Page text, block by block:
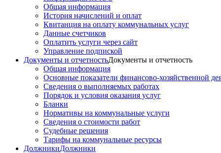
Общая информация
История начислений и оплат
Квитанция на оплату коммунальных услуг
Данные счетчиков
Оплатить услуги через сайт
Управление подпиской
Документы и отчетностьДокументы и отчетность
Общая информация
Основные показатели финансово-хозяйственной
Сведения о выполняемых работах
Порядок и условия оказания услуг
Бланки
Нормативы на коммунальные услуги
Сведения о стоимости работ
Судебные решения
Тарифы на коммунальные ресурсы
ДолжникиДолжники